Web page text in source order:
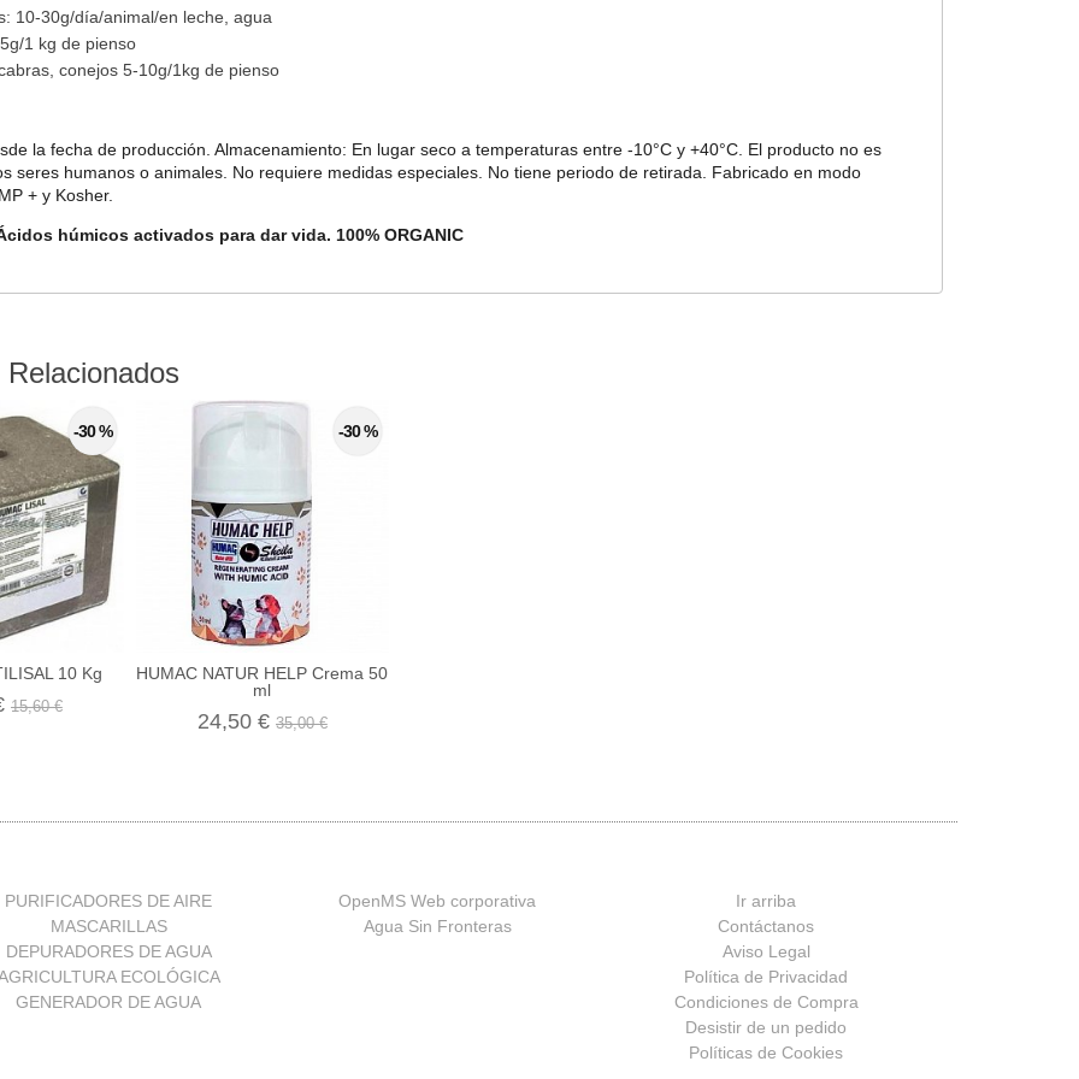
10-30g/día/animal/en leche, agua
1 kg de pienso
conejos 5-10g/1kg de pienso
la fecha de producción. Almacenamiento: En lugar seco a temperaturas entre -10°C y +40°C. El producto no es
seres humanos o animales. No requiere medidas especiales. No tiene periodo de retirada. Fabricado en modo
+ y Kosher.
húmicos activados para dar vida. 100% ORGANIC
-30 %
10 Kg
15,60 €
-30 %
HUMAC NATUR HELP Crema 50
ml
24,50 € 35,00 €
PURIFICADORES DE AIRE
MASCARILLAS
DEPURADORES DE AGUA
ECOLÓGICA
GENERADOR DE AGUA
OpenMS Web corporativa
Agua Sin Fronteras
Ir arriba
Contáctanos
Aviso Legal
Política de Privacidad
Condiciones de Compra
Desistir de un pedido
Políticas de Cookies